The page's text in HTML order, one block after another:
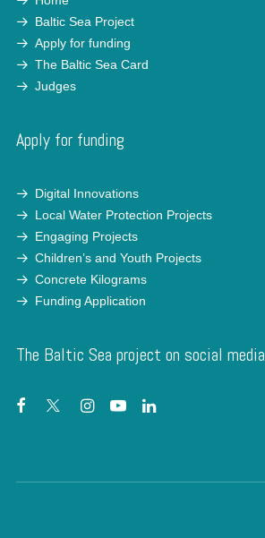
Baltic Sea Project
Apply for funding
The Baltic Sea Card
Judges
Apply for funding
Digital Innovations
Local Water Protection Projects
Engaging Projects
Children’s and Youth Projects
Concrete Kilograms
Funding Application
The Baltic Sea project on social media